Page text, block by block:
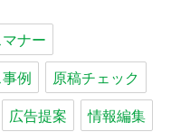
ナー
事例
原稿チェック
広告提案
情報編集